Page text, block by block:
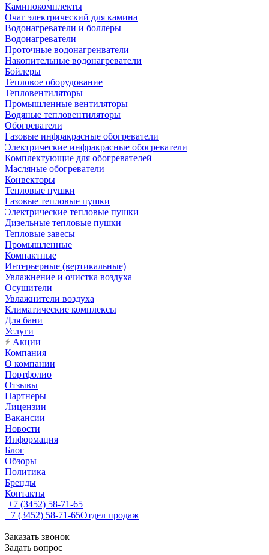
Каминокомплекты
Очаг электрический для камина
Водонагреватели и боллеры
Водонагреватели
Проточные водонагренватели
Накопительные водонагреватели
Бойлеры
Тепловое оборудование
Тепловентиляторы
Промышленные вентиляторы
Водяные тепловентиляторы
Обогреватели
Газовые инфракрасные обогреватели
Электрические инфракрасные обогреватели
Комплектующие для обогревателей
Масляные обогреватели
Конвекторы
Тепловые пушки
Газовые тепловые пушки
Электрические тепловые пушки
Дизельные тепловые пушки
Тепловые завесы
Промышленные
Компактные
Интерьерные (вертикальные)
Увлажнение и очистка воздуха
Осушители
Увлажнители воздуха
Климатические комплексы
Для бани
Услуги
Акции
Компания
О компании
Портфолио
Отзывы
Партнеры
Лицензии
Вакансии
Новости
Информация
Блог
Обзоры
Политика
Бренды
Контакты
+7 (3452) 58-71-65
+7 (3452) 58-71-65Отдел продаж
Заказать звонок
Задать вопрос